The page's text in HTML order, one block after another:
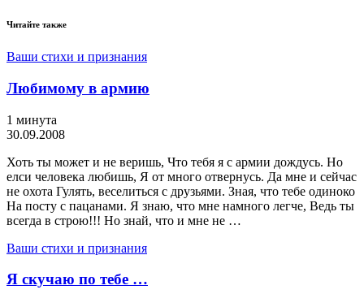
Читайте также
Ваши стихи и признания
Любимому в армию
1 минута
30.09.2008
Хоть ты может и не веришь, Что тебя я с армии дождусь. Но
елси человека любишь, Я от много отвернусь. Да мне и сейчас
не охота Гулять, веселиться с друзьями. Зная, что тебе одиноко
На посту с пацанами. Я знаю, что мне намного легче, Ведь ты
всегда в строю!!! Но знай, что и мне не …
Ваши стихи и признания
Я скучаю по тебе …